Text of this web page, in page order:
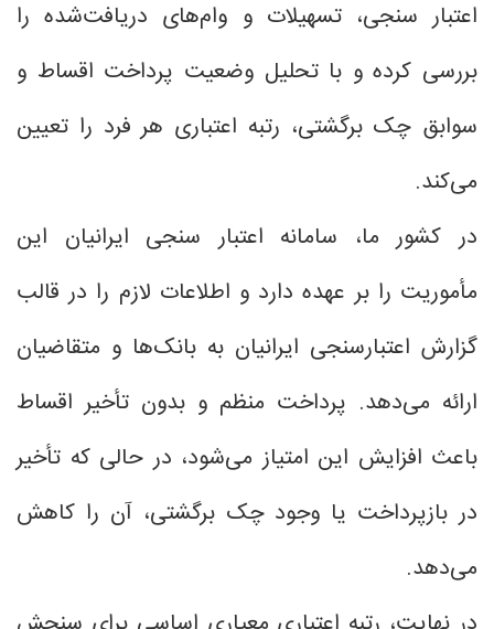
اعتبار سنجی، تسهیلات و وام‌های دریافت‌شده را
بررسی کرده و با تحلیل وضعیت پرداخت اقساط و
سوابق چک برگشتی، رتبه اعتباری هر فرد را تعیین
می‌کند.
در کشور ما، سامانه اعتبار سنجی ایرانیان این
مأموریت را بر عهده دارد و اطلاعات لازم را در قالب
گزارش اعتبارسنجی ایرانیان به بانک‌ها و متقاضیان
ارائه می‌دهد. پرداخت منظم و بدون تأخیر اقساط
باعث افزایش این امتیاز می‌شود، در حالی که تأخیر
در بازپرداخت یا وجود چک برگشتی، آن را کاهش
می‌دهد.